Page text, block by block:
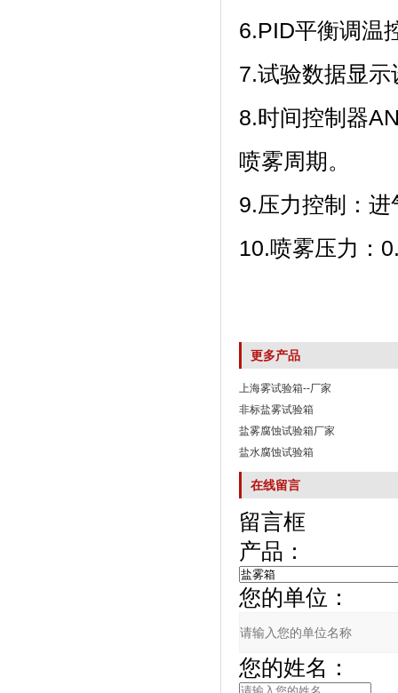
6.PID平衡调温
7.试验数据显示设
8.时间控制器
喷雾周期。
9.压力控制：
10.喷雾压力
更多产品
上海雾试验箱--厂家
非标盐雾试验箱
盐雾腐蚀试验箱厂家
盐水腐蚀试验箱
在线留言
留言框
产品：
您的单位：
您的姓名：